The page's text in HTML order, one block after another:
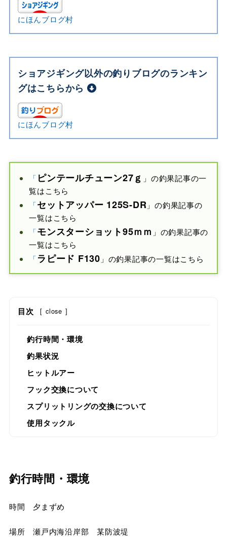
にほんブログ村
ショアジギング以外の釣りブログのランキン
グはこちらから
にほんブログ村
「 ピンテールチューン27ｇ 」の釣果記事の一
覧はこちら
「セットアッパー 125S-DR 」の釣果記事の
一覧はこちら
「モンスターショット95ｍｍ 」の釣果記事の
一覧はこちら
「ラピード F130 」の釣果記事の一覧はこちら
目次 [ close ]
釣行時間・環境
釣果状況
ヒットルアー
フック交換について
スプリットリングの交換について
使用タックル
釣行時間・環境
時間 夕まずめ
場所 瀬戸内海沿岸部 某防波堤